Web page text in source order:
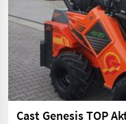
Cast Genesis TOP